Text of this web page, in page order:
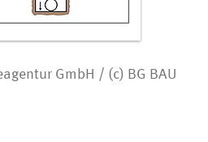
GmbH / (c) BG BAU